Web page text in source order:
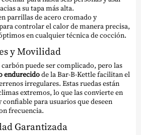
a su tapa más alta.
parrillas de acero cromado y
controlar el calor de manera precisa,
en cualquier técnica de cocción.
y Movilidad
puede ser complicado, pero las
endurecidode la Bar-B-Kettle facilitan el
irregulares. Estas ruedas están
extremos, lo que las convierte en
para usuarios que deseen
frecuencia.
Garantizada